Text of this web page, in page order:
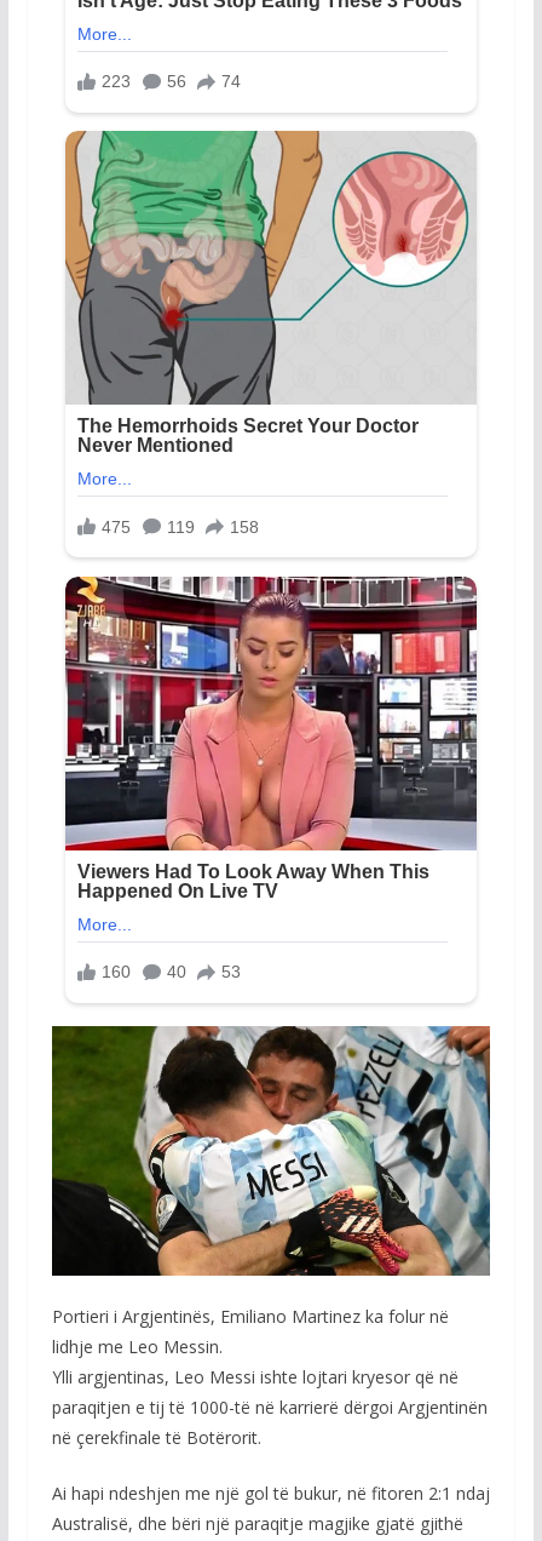
Portieri i Argjentinës, Emiliano Martinez ka folur në
lidhje me Leo Messin.
Ylli argjentinas, Leo Messi ishte lojtari kryesor që në
paraqitjen e tij të 1000-të në karrierë dërgoi Argjentinën
në çerekfinale të Botërorit.
Ai hapi ndeshjen me një gol të bukur, në fitoren 2:1 ndaj
Australisë, dhe bëri një paraqitje magjike gjatë gjithë